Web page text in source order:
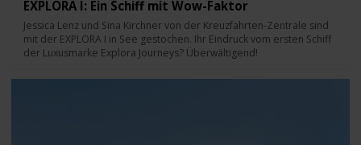
EXPLORA I: Ein Schiff mit Wow-Faktor
Jessica Lenz und Sina Kirchner von der Kreuzfahrten-Zentrale sind
mit der EXPLORA I in See gestochen. Ihr Eindruck vom ersten Schiff
der Luxusmarke Explora Journeys? Überwältigend!